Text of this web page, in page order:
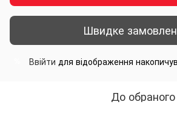
Швидке
Ввійти для відображення
До обраного